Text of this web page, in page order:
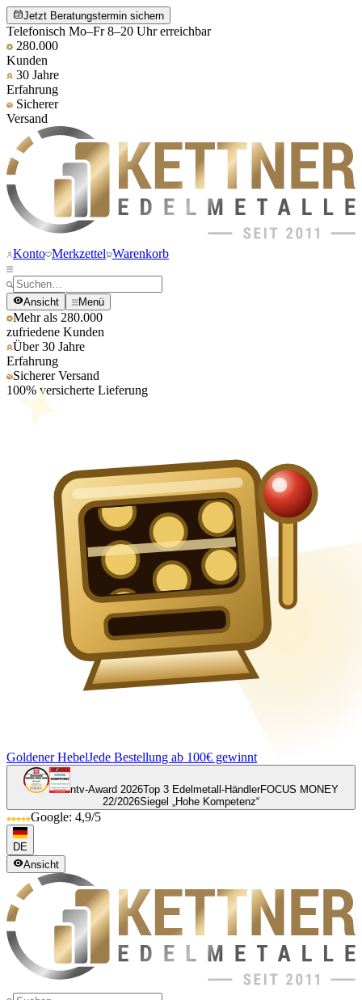
Jetzt Beratungstermin sichern
Telefonisch Mo–Fr 8–20 Uhr erreichbar
280.000
Kunden
30 Jahre
Erfahrung
Sicherer
Versand
Konto Merkzettel Warenkorb
Ansicht Menü
Mehr als 280.000
zufriedene Kunden
Über 30 Jahre
Erfahrung
Sicherer Versand
100% versicherte Lieferung
Goldener HebelJede Bestellung ab 100€ gewinnt
ntv-Award 2026Top 3 Edelmetall-HändlerFOCUS MONEY
22/2026Siegel „Hohe Kompetenz“
Google: 4,9/5
DE
Ansicht